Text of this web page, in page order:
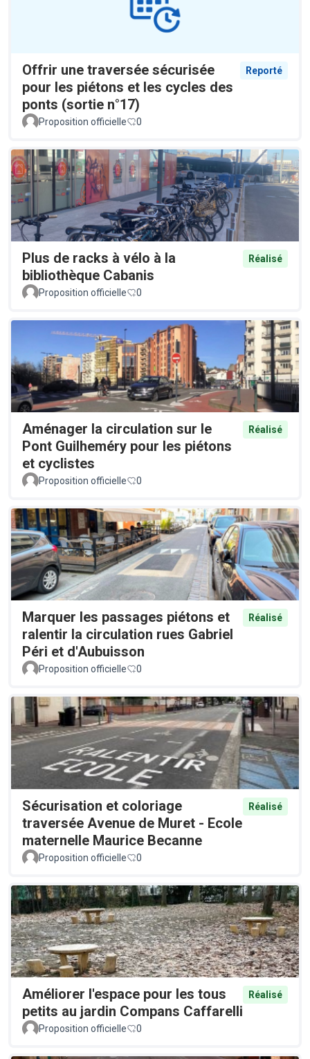
Offrir une traversée sécurisée
pour les piétons et les cycles des
ponts (sortie n°17)
Reporté
Proposition officielle 0
Plus de racks à vélo à la
bibliothèque Cabanis
Réalisé
Proposition officielle 0
Aménager la circulation sur le
Pont Guilheméry pour les piétons
et cyclistes
Réalisé
Proposition officielle 0
Marquer les passages piétons et
ralentir la circulation rues Gabriel
Péri et d'Aubuisson
Réalisé
Proposition officielle 0
Sécurisation et coloriage
traversée Avenue de Muret - Ecole
maternelle Maurice Becanne
Réalisé
Proposition officielle 0
Améliorer l'espace pour les tous
petits au jardin Compans Caffarelli
Réalisé
Proposition officielle 0